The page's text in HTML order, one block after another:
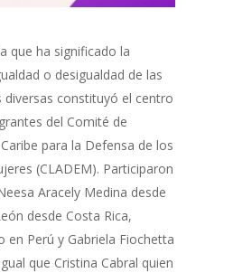
que ha significado la
o desigualdad de las
constituyó el centro
del Comité de
para la Defensa de los
(CLADEM). Participaron
Aracely Medina desde
desde Costa Rica,
en Perú y Gabriela Fiochetta
que Cristina Cabral quien